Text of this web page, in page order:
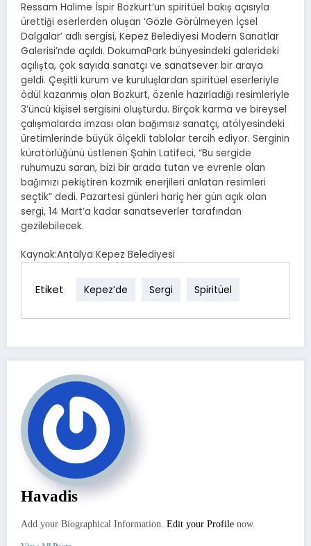
Ressam Halime İspir Bozkurt’un spiritüel bakış açısıyla
ürettiği eserlerden oluşan ‘Gözle Görülmeyen İçsel
Dalgalar’ adlı sergisi, Kepez Belediyesi Modern Sanatlar
Galerisi’nde açıldı. DokumaPark bünyesindeki galerideki
açılışta, çok sayıda sanatçı ve sanatsever bir araya
geldi. Çeşitli kurum ve kuruluşlardan spiritüel eserleriyle
ödül kazanmış olan Bozkurt, özenle hazırladığı resimleriyle
3’üncü kişisel sergisini oluşturdu. Birçok karma ve bireysel
çalışmalarda imzası olan bağımsız sanatçı, atölyesindeki
üretimlerinde büyük ölçekli tablolar tercih ediyor. Serginin
küratörlüğünü üstlenen Şahin Latifeci, “Bu sergide
ruhumuzu saran, bizi bir arada tutan ve evrenle olan
bağımızı pekiştiren kozmik enerjileri anlatan resimleri
seçtik” dedi. Pazartesi günleri hariç her gün açık olan
sergi, 14 Mart’a kadar sanatseverler tarafından
gezilebilecek.
Kaynak:Antalya Kepez Belediyesi
Etiket Kepez’de Sergi Spiritüel
Havadis
Add your Biographical Information. Edit your Profile now.